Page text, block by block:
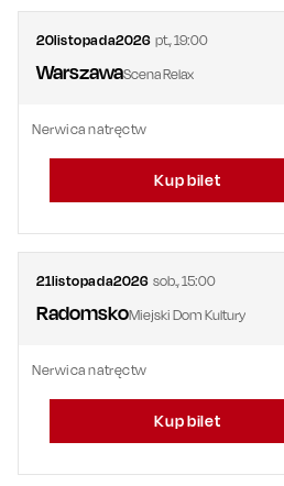
20listopada2026 pt.,19:00
WarszawaScena Relax
Nerwica natręctw
Kup bilet
21listopada2026 sob.,15:00
RadomskoMiejski Dom Kultury
Nerwica natręctw
Kup bilet